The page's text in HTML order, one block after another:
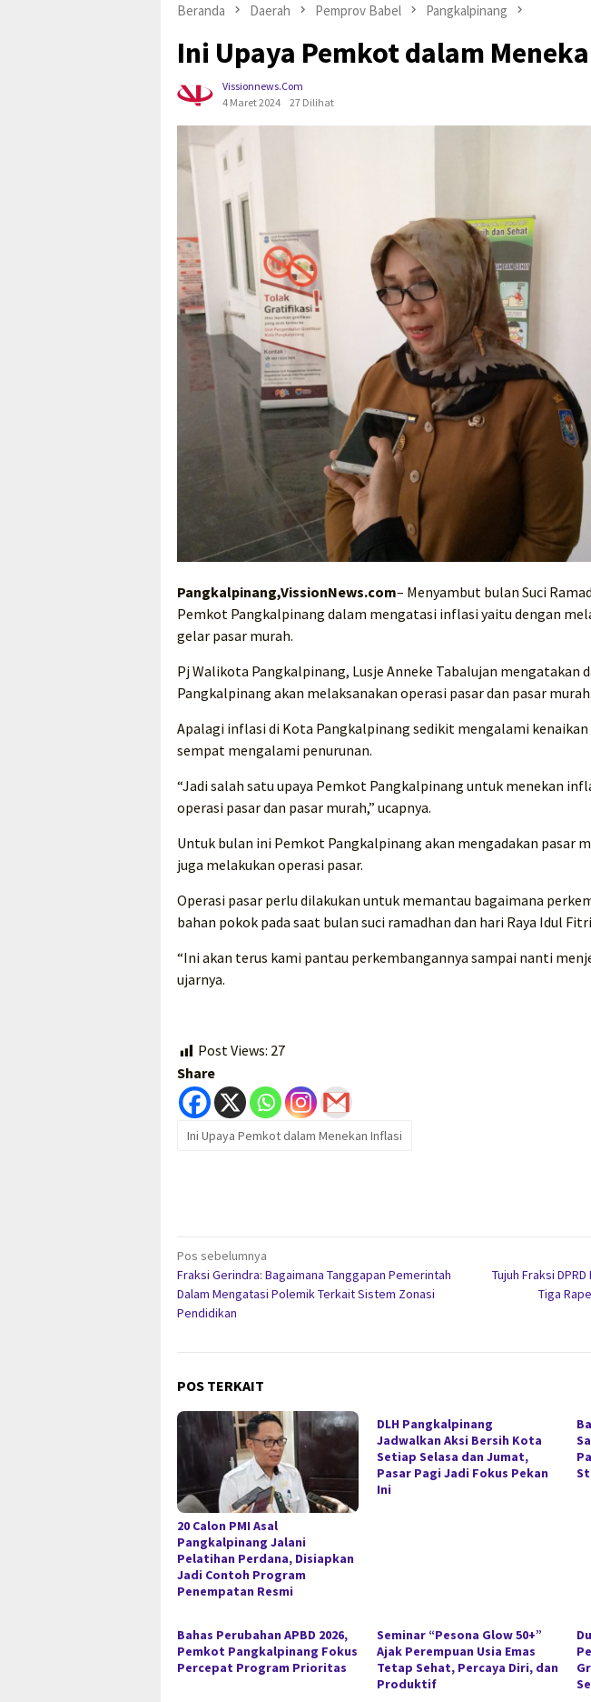
Beranda Daerah Pemprov Babel Pangkalpinang
Ini Upaya Pemkot dalam
Vissionnews.com
4 Maret 2024
27 Dilihat
Pangkalpinang,VissionNews.com– Menyambut bulan Suci
Pemkot Pangkalpinang dalam mengatasi inflasi yaitu dengan
gelar pasar murah.
Pj Walikota Pangkalpinang, Lusje Anneke Tabalujan mengatakan
Pangkalpinang akan melaksanakan operasi pasar dan pasar murah.
Apalagi inflasi di Kota Pangkalpinang sedikit mengalami kenaikan
sempat mengalami penurunan.
“Jadi salah satu upaya Pemkot Pangkalpinang untuk menekan
operasi pasar dan pasar murah,” ucapnya.
Untuk bulan ini Pemkot Pangkalpinang akan mengadakan pasar
juga melakukan operasi pasar.
Operasi pasar perlu dilakukan untuk memantau bagaimana
bahan pokok pada saat bulan suci ramadhan dan hari Raya Idul
“Ini akan terus kami pantau perkembangannya sampai nanti
ujarnya.
Post Views: 27
Share
Ini Upaya Pemkot dalam Menekan Inflasi
Navigasi
pos
Pos sebelumnya
Fraksi Gerindra: Bagaimana Tanggapan Pemerintah
Dalam Mengatasi Polemik Terkait Sistem Zonasi
Pendidikan
Tujuh Fraksi
Tiga
POS TERKAIT
20 Calon PMI Asal
Pangkalpinang Jalani
Pelatihan Perdana, Disiapkan
Jadi Contoh Program
Penempatan Resmi
DLH Pangkalpinang
Jadwalkan Aksi Bersih Kota
Setiap Selasa dan Jumat,
Pasar Pagi Jadi Fokus Pekan
Ini
Bahas Perubahan APBD 2026,
Pemkot Pangkalpinang Fokus
Percepat Program Prioritas
Seminar “Pesona Glow 50+”
Ajak Perempuan Usia Emas
Tetap Sehat, Percaya Diri, dan
Produktif